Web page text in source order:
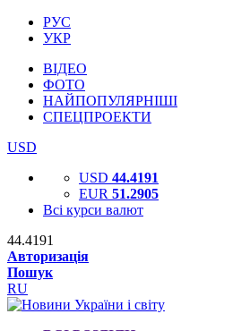
РУС
УКР
ВІДЕО
ФОТО
НАЙПОПУЛЯРНІШІ
СПЕЦПРОЕКТИ
USD
USD 44.4191
EUR 51.2905
Всі курси валют
44.4191
Авторизація
Пошук
RU